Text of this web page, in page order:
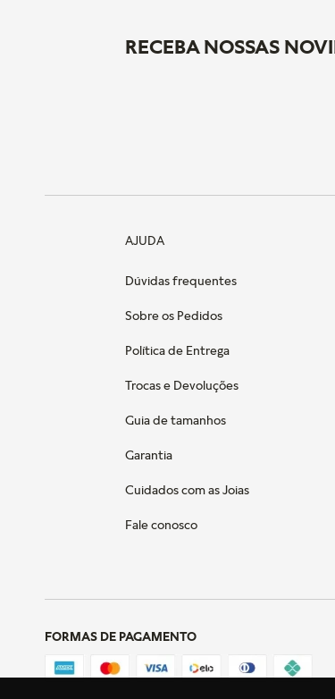
RECEBA NOSSAS
AJUDA
Dúvidas frequentes
Sobre os Pedidos
Política de Entrega
Trocas e Devoluções
Guia de tamanhos
Garantia
Cuidados com as Joias
Fale conosco
FORMAS DE PAGAMENTO